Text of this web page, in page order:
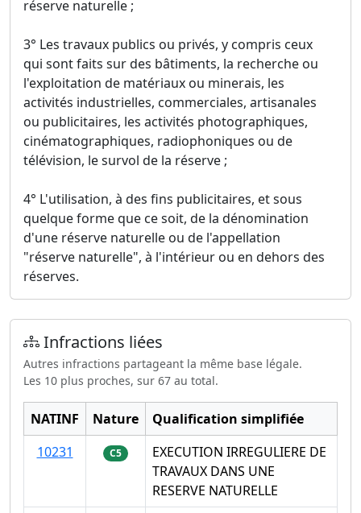
réserve naturelle ;
3° Les travaux publics ou privés, y compris ceux
qui sont faits sur des bâtiments, la recherche ou
l'exploitation de matériaux ou minerais, les
activités industrielles, commerciales, artisanales
ou publicitaires, les activités photographiques,
cinématographiques, radiophoniques ou de
télévision, le survol de la réserve ;
4° L'utilisation, à des fins publicitaires, et sous
quelque forme que ce soit, de la dénomination
d'une réserve naturelle ou de l'appellation
"réserve naturelle", à l'intérieur ou en dehors des
réserves.
Infractions liées
Autres infractions partageant la même base légale.
Les 10 plus proches, sur 67 au total.
NATINF Nature
Qualification simplifiée
10231
C5
EXECUTION IRREGULIERE DE
TRAVAUX DANS UNE
RESERVE NATURELLE